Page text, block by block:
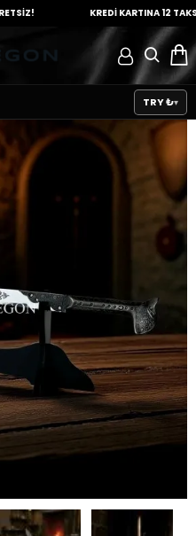
KREDİ KARTINA12 TAKSİT
TRY ₺